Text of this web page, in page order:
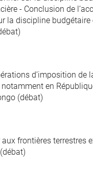
- Conclusion de
la discipline budgétaire
d’imposition de
notamment en
(débat)
frontières terrestres